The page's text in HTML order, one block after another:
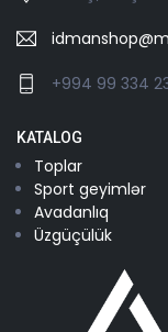
+994 99 334
KATALOG
Toplar
Sport geyimlər
Avadanlıq
Üzgüçülük